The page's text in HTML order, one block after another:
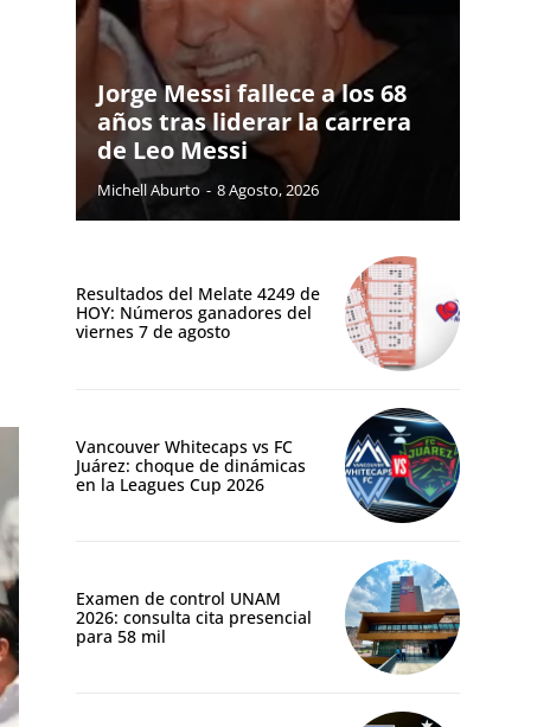
Jorge Messi fallece a los 68
años tras liderar la carrera
de Leo Messi
Michell Aburto - 8 Agosto, 2026
Resultados del Melate 4249 de
HOY: Números ganadores del
viernes 7 de agosto
Vancouver Whitecaps vs FC
Juárez: choque de dinámicas
en la Leagues Cup 2026
Examen de control UNAM
2026: consulta cita presencial
para 58 mil